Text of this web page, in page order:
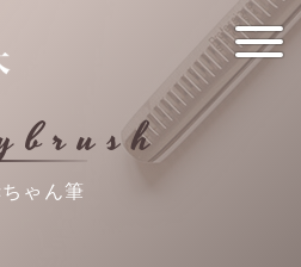
ゃん筆